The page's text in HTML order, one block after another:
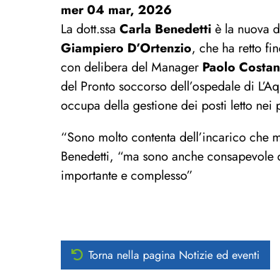
mer 04 mar, 2026
La dott.ssa Carla Benedetti è la nuova
Giampiero D’Ortenzio, che ha retto
con delibera del Manager Paolo
del Pronto soccorso dell’ospedale di
occupa della gestione dei posti letto nei
“Sono molto contenta dell’incarico che
Benedetti, “ma sono anche
importante e complesso”
Torna nella pagina Notizie ed eventi